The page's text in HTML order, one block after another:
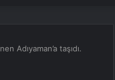
Adıyaman’a taşıdı.